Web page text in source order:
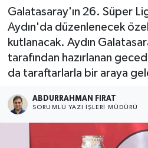
Galatasaray'ın 26. Süper
Aydın'da düzenlenecek
kutlanacak. Aydın
tarafından hazırlanan
da taraftarlarla bir araya
ABDURRAHMAN FIRAT
SORUMLU YAZI İŞLERI MÜDÜRÜ